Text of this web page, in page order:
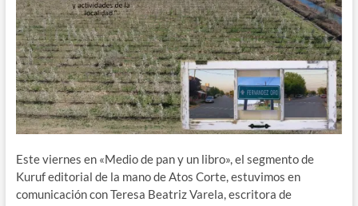
Este viernes en «Medio de pan y un libro», el segmento de
Kuruf editorial de la mano de Atos Corte, estuvimos en
comunicación con Teresa Beatriz Varela, escritora de